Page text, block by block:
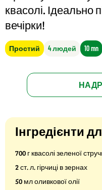
квасолі. Ідеально
вечірки!
Простий 4 людей 10 mn
Інгредієнти
700 г квасолі зеленої
2 ст. л. гірчиці в зернах
50 мл оливкової олії